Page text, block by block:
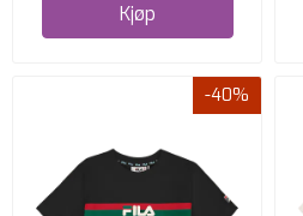
Kjøp
-40%